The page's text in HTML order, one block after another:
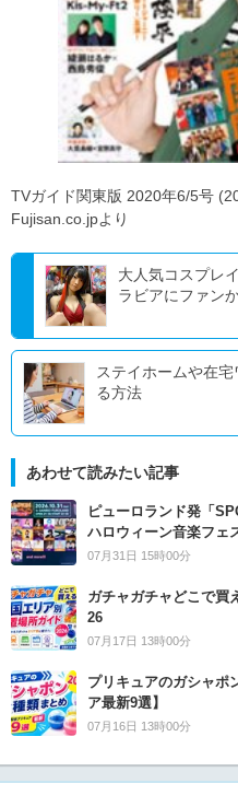
TVガイド関東版 2020年6/5号
Fujisan.co.jpより
大人気コスプレ
ラビアにファン
ステイホームや在
る方法
あわせて読みたい記事
ピューロランド発「
ハロウィーン音楽フェ
07月31日 15時00分
ガチャガチャどこで買
26
07月17日 13時00分
プリキュアのガシャポ
ア最新9選】
07月16日 13時00分